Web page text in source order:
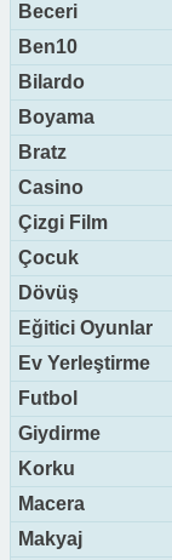
Beceri
Ben10
Bilardo
Boyama
Bratz
Casino
Çizgi Film
Çocuk
Dövüş
Eğitici Oyunlar
Ev Yerleştirme
Futbol
Giydirme
Korku
Macera
Makyaj